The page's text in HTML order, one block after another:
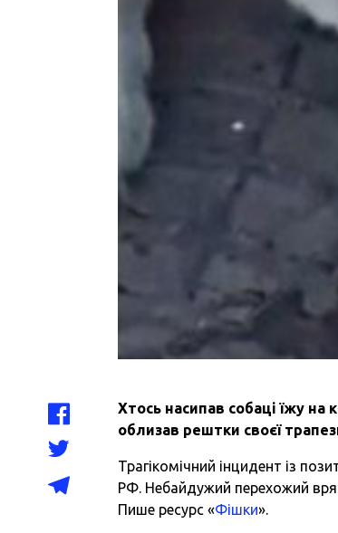
Хтось насипав собаці їжу на
облизав рештки своєї
Трагікомічний інцидент із
РФ. Небайдужий перехожий
Пише ресурс «Фішки».